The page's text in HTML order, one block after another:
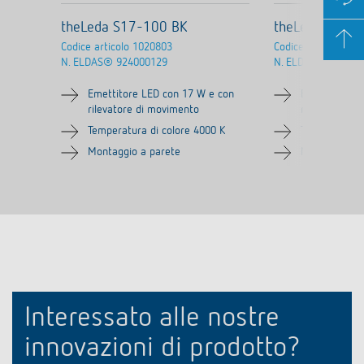
theLeda S17-100 BK
Codice articolo 1020803
N. ELDAS® 924000129
Emettitore LED con 17 W e con
rilevatore di movimento
Temperatura di colore 4000 K
Montaggio a parete
theLeda S8-
Codice articolo
N. ELDAS®
Interessato alle nostre
innovazioni di prodotto?